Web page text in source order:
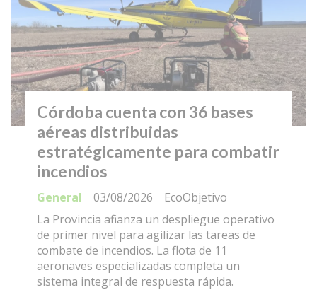
Córdoba cuenta con 36 bases
aéreas distribuidas
estratégicamente para combatir
incendios
EcoObjetivo
General
03/08/2026
La Provincia afianza un despliegue operativo
de primer nivel para agilizar las tareas de
combate de incendios. La flota de 11
aeronaves especializadas completa un
sistema integral de respuesta rápida.